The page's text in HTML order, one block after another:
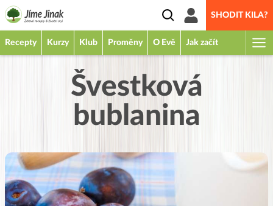
SHODIT KILA?
Recepty Kurzy Klub Proměny O Evě Jak začít
Švestková
bublanina